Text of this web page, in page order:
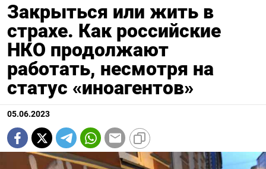
Закрыться или жить в
страхе. Как российские
НКО продолжают
работать, несмотря на
статус «иноагентов»
05.06.2023